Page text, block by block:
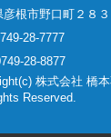
彦根市野口町２８３
28-7777
28-8877
株式会社 橋
Reserved.